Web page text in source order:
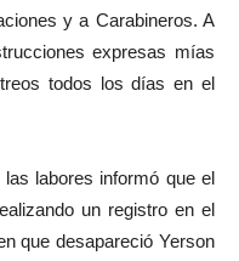
y a Carabineros. A
expresas mías
todos los días en el
labores informó que el
un registro en el
que desapareció Yerson